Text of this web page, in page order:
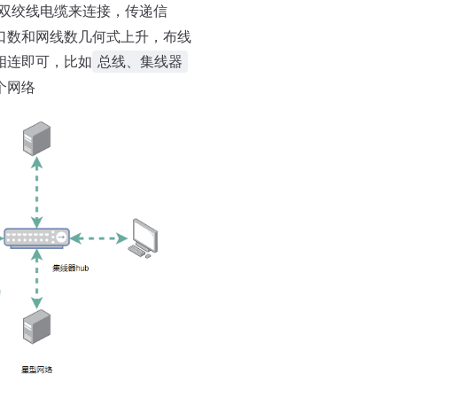
绞线电缆来连接，传递信
和网线数几何式上升，布线
连即可，比如 总线、集线器
网络